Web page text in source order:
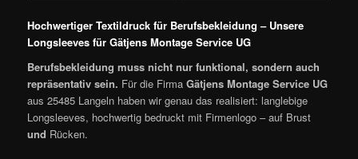
Hochwertiger Textildruck für Berufsbekleidung – Unsere
Longsleeves für Gätjens Montage Service UG
Berufsbekleidung muss nicht nur funktional, sondern auch
repräsentativ sein. Für die FirmaGätjens Montage Service UG
aus 25485 Langeln haben wir genau das realisiert: langlebige
Longsleeves, hochwertig bedruckt mit Firmenlogo – auf Brust
und Rücken.